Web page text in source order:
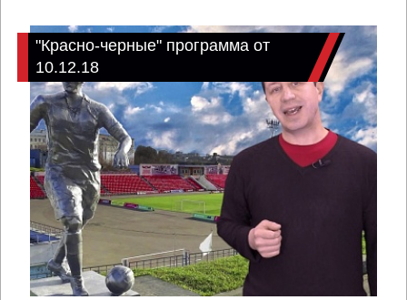
"Красно-черные" программа от
10.12.18